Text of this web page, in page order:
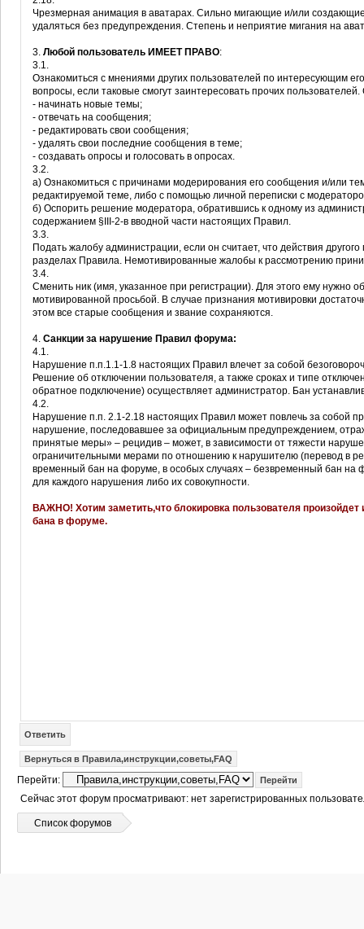
Чрезмерная анимация в аватарах. Сильно мигающие и/или
удаляться без предупреждения. Степень и неприятие мигания на
3. Любой пользователь ИМЕЕТ ПРАВО:
3.1.
Ознакомиться с мнениями других пользователей по интересующим
вопросы, если таковые смогут заинтересовать прочих
- начинать новые темы;
- отвечать на сообщения;
- редактировать свои сообщения;
- удалять свои последние сообщения в теме;
- создавать опросы и голосовать в опросах.
3.2.
а) Ознакомиться с причинами модерирования его сообщения и/или
редактируемой теме, либо с помощью личной переписки с
б) Оспорить решение модератора, обратившись к одному из
содержанием §III-2-в вводной части настоящих Правил.
3.3.
Подать жалобу администрации, если он считает, что действия
разделах Правила. Немотивированные жалобы к рассмотрению
3.4.
Сменить ник (имя, указанное при регистрации). Для этого ему нужно
мотивированной просьбой. В случае признания мотивировки
этом все старые сообщения и звание сохраняются.
4. Санкции за нарушение Правил форума:
4.1.
Нарушение п.п.1.1-1.8 настоящих Правил влечет за собой
Решение об отключении пользователя, а также сроках и типе
обратное подключение) осуществляет администратор. Бан
4.2.
Нарушение п.п. 2.1-2.18 настоящих Правил может повлечь за собой
нарушение, последовавшее за официальным предупреждением,
принятые меры» – рецидив – может, в зависимости от тяжести
ограничительными мерами по отношению к нарушителю (перевод в
временный бан на форуме, в особых случаях – безвременный бан на
для каждого нарушения либо их совокупности.
ВАЖНО! Хотим заметить,что блокировка пользователя
бана в форуме.
Ответить
Вернуться в Правила,инструкции,советы,FAQ
Перейти:
Сейчас этот форум просматривают: нет зарегистрированных
Список форумов